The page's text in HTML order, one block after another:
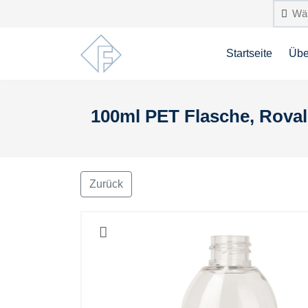
Startseite
100ml PET Flasche,
Zurück